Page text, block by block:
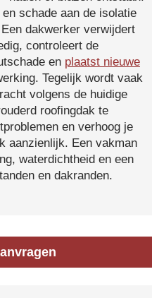
schade aan de isolatie
dakwerker verwijdert
controleert de
en plaatst nieuwe
Tegelijk wordt vaak
volgens de huidige
roofingdak te
en verhoog je
aanzienlijk. Een vakman
waterdichtheid en een
en dakranden.